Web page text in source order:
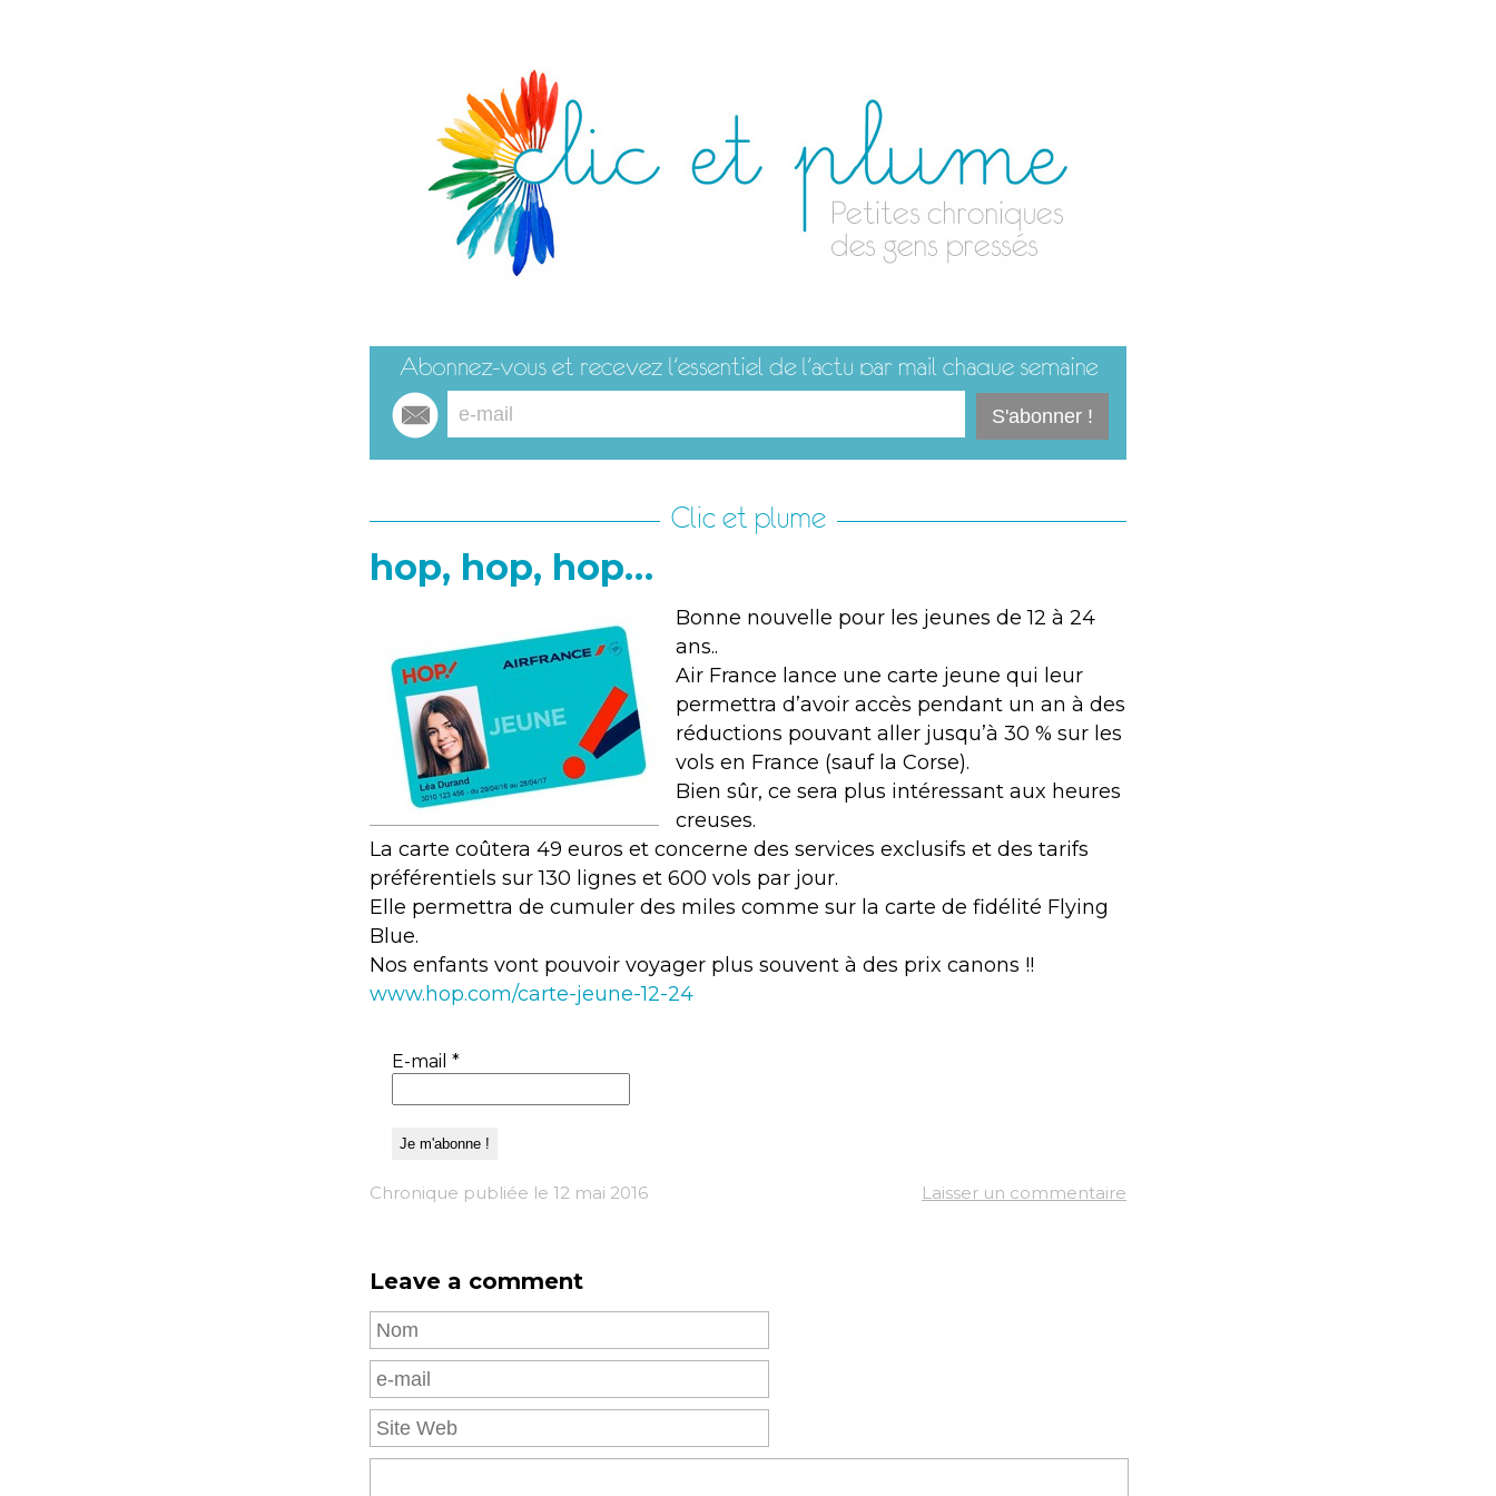
Clic et plume
hop, hop, hop…
Bonne nouvelle pour les jeunes de 12 à 24
ans..
Air France lance une carte jeune qui leur
permettra d’avoir accès pendant un an à des
réductions pouvant aller jusqu’à 30 % sur les
vols en France (sauf la Corse).
Bien sûr, ce sera plus intéressant aux heures
creuses.
La carte coûtera 49 euros et concerne des services exclusifs et des tarifs
préférentiels sur 130 lignes et 600 vols par jour.
Elle permettra de cumuler des miles comme sur la carte de fidélité Flying
Blue.
Nos enfants vont pouvoir voyager plus souvent à des prix canons !!
www.hop.com/carte-jeune-12-24
E-mail *
Chronique publiée le 12 mai 2016 Laisser un commentaire
Leave a comment